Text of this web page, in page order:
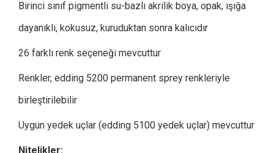
Birinci sınıf pigmentli su-bazlı akrilik boya, opak, ışığa
dayanıklı, kokusuz, kuruduktan sonra kalıcıdır
26 farklı renk seçeneği mevcuttur
Renkler, edding 5200 permanent sprey renkleriyle
birleştirilebilir
Uygun yedek uçlar (edding 5100 yedek uçlar) mevcuttur
Nitelikler: